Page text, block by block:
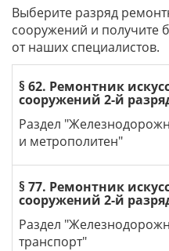
Выберите разряд
сооружений и получите
от наших специалистов.
§ 62. Ремонтник
сооружений 2-й
Раздел
и метрополитен"
§ 77. Ремонтник
сооружений 2-й
Раздел
транспорт"